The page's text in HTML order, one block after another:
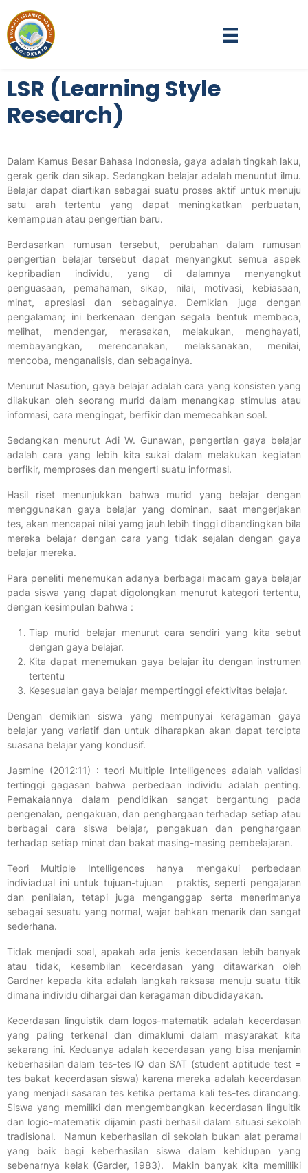
LSR (Learning Style
Research)
Dalam Kamus Besar Bahasa Indonesia, gaya adalah tingkah laku,
gerak gerik dan sikap. Sedangkan belajar adalah menuntut ilmu.
Belajar dapat diartikan sebagai suatu proses aktif untuk menuju
satu arah tertentu yang dapat meningkatkan perbuatan,
kemampuan atau pengertian baru.
Berdasarkan rumusan tersebut, perubahan dalam rumusan
pengertian belajar tersebut dapat menyangkut semua aspek
kepribadian individu, yang di dalamnya menyangkut
penguasaan, pemahaman, sikap, nilai, motivasi, kebiasaan,
minat, apresiasi dan sebagainya. Demikian juga dengan
pengalaman; ini berkenaan dengan segala bentuk membaca,
melihat, mendengar, merasakan, melakukan, menghayati,
membayangkan, merencanakan, melaksanakan, menilai,
mencoba, menganalisis, dan sebagainya.
Menurut Nasution, gaya belajar adalah cara yang konsisten yang
dilakukan oleh seorang murid dalam menangkap stimulus atau
informasi, cara mengingat, berfikir dan memecahkan soal.
Sedangkan menurut Adi W. Gunawan, pengertian gaya belajar
adalah cara yang lebih kita sukai dalam melakukan kegiatan
berfikir, memproses dan mengerti suatu informasi.
Hasil riset menunjukkan bahwa murid yang belajar dengan
menggunakan gaya belajar yang dominan, saat mengerjakan
tes, akan mencapai nilai yamg jauh lebih tinggi dibandingkan bila
mereka belajar dengan cara yang tidak sejalan dengan gaya
belajar mereka.
Para peneliti menemukan adanya berbagai macam gaya belajar
pada siswa yang dapat digolongkan menurut kategori tertentu,
dengan kesimpulan bahwa :
Tiap murid belajar menurut cara sendiri yang kita sebut
dengan gaya belajar.
Kita dapat menemukan gaya belajar itu dengan instrumen
tertentu
Kesesuaian gaya belajar mempertinggi efektivitas belajar.
Dengan demikian siswa yang mempunyai keragaman gaya
belajar yang variatif dan untuk diharapkan akan dapat tercipta
suasana belajar yang kondusif.
Jasmine (2012:11) : teori Multiple Intelligences adalah validasi
tertinggi gagasan bahwa perbedaan individu adalah penting.
Pemakaiannya dalam pendidikan sangat bergantung pada
pengenalan, pengakuan, dan penghargaan terhadap setiap atau
berbagai cara siswa belajar, pengakuan dan penghargaan
terhadap setiap minat dan bakat masing-masing pembelajaran.
Teori Multiple Intelligences hanya mengakui perbedaan
indiviadual ini untuk tujuan-tujuan praktis, seperti pengajaran
dan penilaian, tetapi juga menganggap serta menerimanya
sebagai sesuatu yang normal, wajar bahkan menarik dan sangat
sederhana.
Tidak menjadi soal, apakah ada jenis kecerdasan lebih banyak
atau tidak, kesembilan kecerdasan yang ditawarkan oleh
Gardner kepada kita adalah langkah raksasa menuju suatu titik
dimana individu dihargai dan keragaman dibudidayakan.
Kecerdasan linguistik dam logos-matematik adalah kecerdasan
yang paling terkenal dan dimaklumi dalam masyarakat kita
sekarang ini. Keduanya adalah kecerdasan yang bisa menjamin
keberhasilan dalam tes-tes IQ dan SAT (student aptitude test =
tes bakat kecerdasan siswa) karena mereka adalah kecerdasan
yang menjadi sasaran tes ketika pertama kali tes-tes dirancang.
Siswa yang memiliki dan mengembangkan kecerdasan linguitik
dan logic-matematik dijamin pasti berhasil dalam situasi sekolah
tradisional. Namun keberhasilan di sekolah bukan alat peramal
yang baik bagi keberhasilan siswa dalam kehidupan yang
sebenarnya kelak (Garder, 1983). Makin banyak kita memilliki